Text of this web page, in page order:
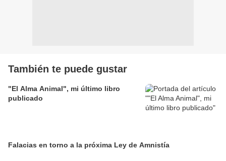
También te puede gustar
"El Alma Animal", mi último libro
publicado
Falacias en torno a la próxima Ley de Amnistía